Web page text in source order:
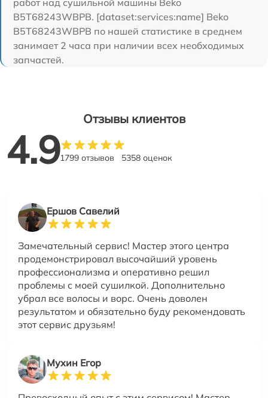
работ над сушильной машины Beko
B5T68243WBPB. [dataset:services:name] Beko
B5T68243WBPB по нашей статистике в среднем
занимает 2 часа при наличии всех необходимых
запчастей.
Отзывы клиентов
4.91799 отзывов 5358 оценок
Ершов Савелий
Замечательный сервис! Мастер этого центра
продемонстрировал высочайший уровень
профессионализма и оперативно решил
проблемы с моей сушилкой. Дополнительно
убрал все волосы и ворс. Очень доволен
результатом и обязательно буду рекомендовать
этот сервис друзьям!
Мухин Егор